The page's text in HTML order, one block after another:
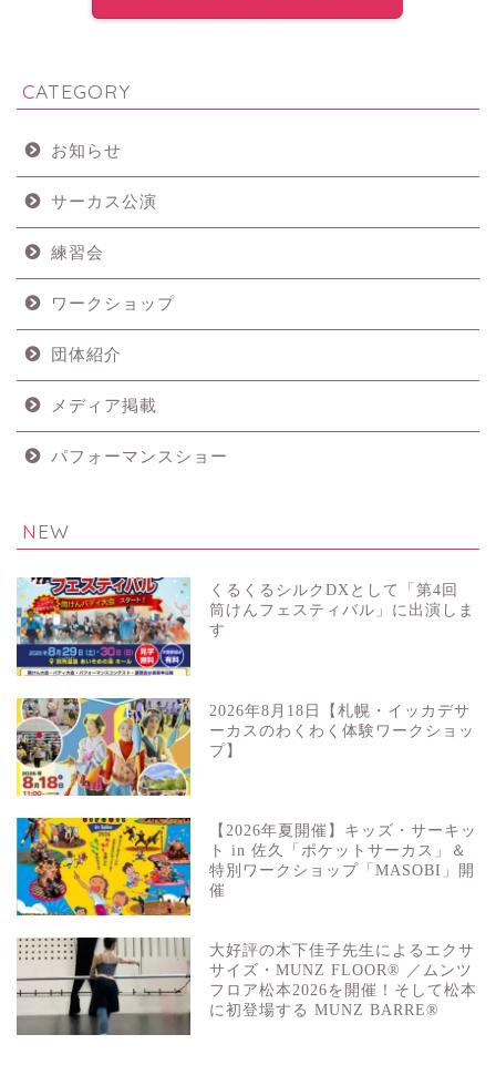
CATEGORY
お知らせ
サーカス公演
練習会
ワークショップ
団体紹介
メディア掲載
パフォーマンスショー
NEW
くるくるシルクDXとして「第4回
筒けんフェスティバル」に出演しま
す
2026年8月18日【札幌・イッカデサ
ーカスのわくわく体験ワークショッ
プ】
【2026年夏開催】キッズ・サーキッ
ト in 佐久「ポケットサーカス」＆
特別ワークショップ「MASOBI」開
催
大好評の木下佳子先生によるエクサ
サイズ・MUNZ FLOOR® ／ムンツ
フロア松本2026を開催！そして松本
に初登場する MUNZ BARRE®